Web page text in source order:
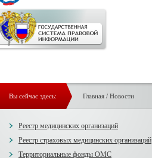
Вы сейчас здесь: Главная/ Новости
Реестр медицинских организаций
Реестр страховых медицинских организаций
Территориальные фонды ОМС